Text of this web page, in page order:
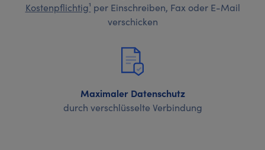
Kostenpflichtig¹ per Einschreiben, Fax oder E-Mail
verschicken
Maximaler Datenschutz
durch verschlüsselte Verbindung